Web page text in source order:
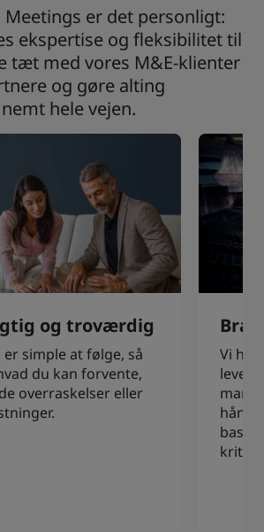
Meetings er det personligt:
ekspertise og fleksibilitet til
tæt med vores M&E-klienter
og gøre alting
hele vejen.
og troværdig
simple at følge, så
du kan forvente,
overraskelser eller
Vi